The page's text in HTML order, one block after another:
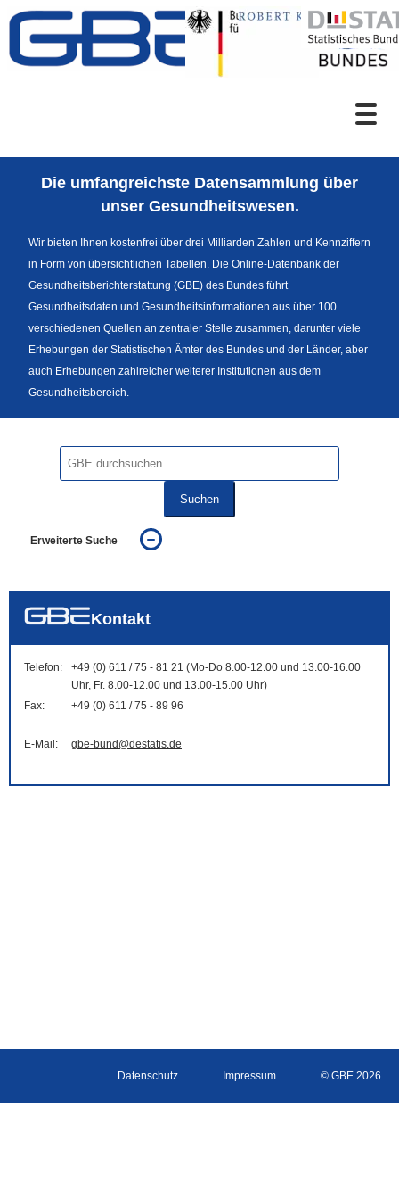
Zum Inhalt
Sprachumschaltung
Die umfangreichste Datensammlung über
unser Gesundheitswesen.
Wir bieten Ihnen kostenfrei über drei Milliarden Zahlen und Kennziffern
in Form von übersichtlichen Tabellen. Die Online-Datenbank der
Gesundheitsberichterstattung (GBE) des Bundes führt
Gesundheitsdaten und Gesundheitsinformationen aus über 100
verschiedenen Quellen an zentraler Stelle zusammen, darunter viele
Erhebungen der Statistischen Ämter des Bundes und der Länder, aber
auch Erhebungen zahlreicher weiterer Institutionen aus dem
Gesundheitsbereich.
Suchen
Erweiterte Suche
auch in allen Texten suchen (Volltextsuche)
Kontakt
Telefon:
+49 (0) 611 / 75 - 81 21 (Mo-Do 8.00-12.00 und 13.00-16.00
Uhr, Fr. 8.00-12.00 und 13.00-15.00 Uhr)
Fax:
+49 (0) 611 / 75 - 89 96
E-Mail: gbe-bund@destatis.de
Datenschutz Impressum © GBE 2026